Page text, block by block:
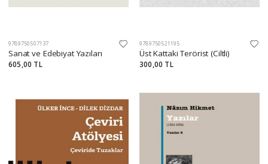
9789750507137
Sanat ve Edebiyat Yazıları
605,00 TL
9789750521195
Üst Kattaki Terörist (Ciltli)
300,00 TL